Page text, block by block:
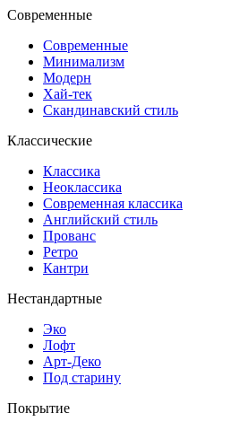
Современные
Современные
Минимализм
Модерн
Хай-тек
Скандинавский стиль
Классические
Классика
Неоклассика
Современная классика
Английский стиль
Прованс
Ретро
Кантри
Нестандартные
Эко
Лофт
Арт-Деко
Под старину
Покрытие